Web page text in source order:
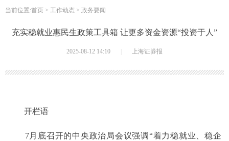
当前位置:首页 > 工作动态 > 政务要闻
充实稳就业惠民生政策工具箱 让更多资金资源“投资于人”
2025-08-12 14:10 上海证券报
开栏语
7月底召开的中央政治局会议强调“着力稳就业、稳企